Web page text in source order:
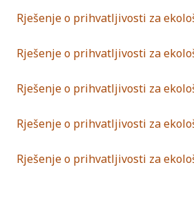
Rješenje o prihvatljivosti za
Rješenje o prihvatljivosti za
Rješenje o prihvatljivosti za
Rješenje o prihvatljivosti za
Rješenje o prihvatljivosti za